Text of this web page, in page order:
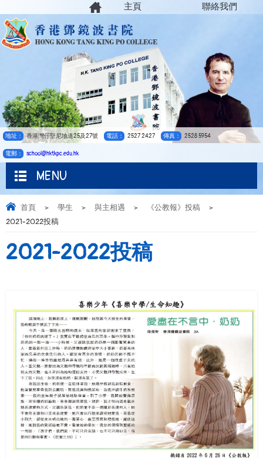
地址： 香港灣仔堅尼地道25及27號 電話： 2527 2427 傳真： 2528 5954
電郵： school@hktkpc.edu.hk
聯絡我們
主頁
MENU
首頁 > 學生 > 與主相遇 > 《公教報》投稿
>
2021-2022投稿
2021-2022投稿